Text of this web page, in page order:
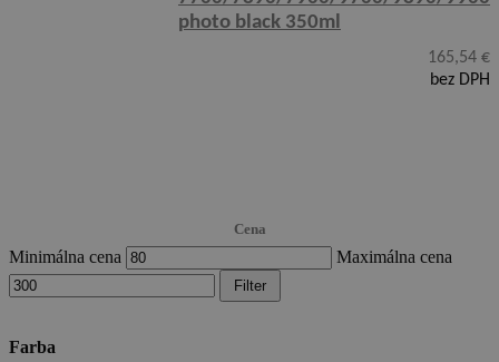
photo black 350ml
165,54 €
bez DPH
Cena
Minimálna cena Maximálna cena
Filter
Farba